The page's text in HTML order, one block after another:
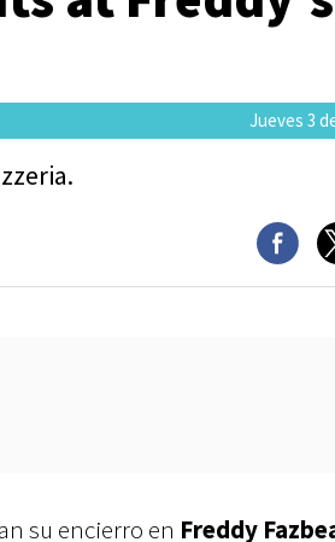
Jueves 3
su encierro en Freddy